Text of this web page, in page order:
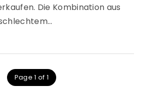
Die Kombination aus
Page 1 of 1